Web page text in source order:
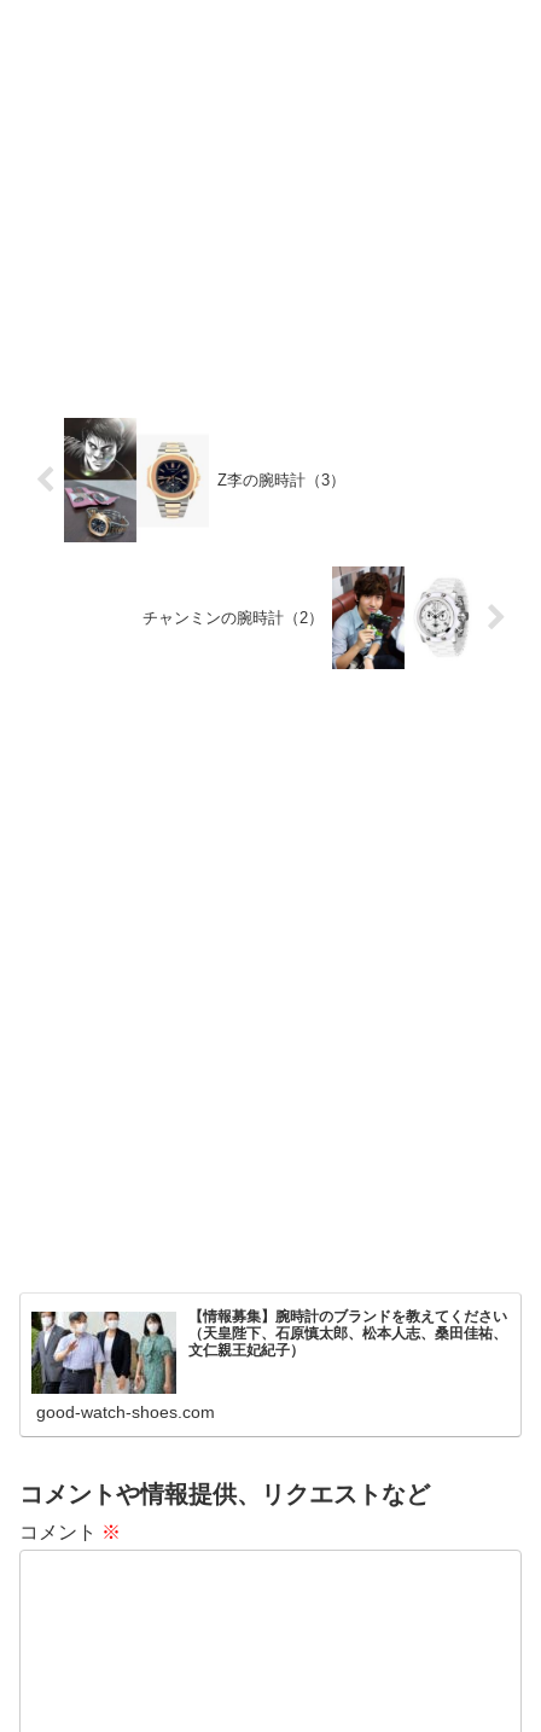
Z李の腕時計（3）
チャンミンの腕時計（2）
【情報募集】腕時計のブランドを教えてください
（天皇陛下、石原慎太郎、松本人志、桑田佳祐、
文仁親王妃紀子）
good-watch-shoes.com
コメントや情報提供、リクエストなど
コメント ※